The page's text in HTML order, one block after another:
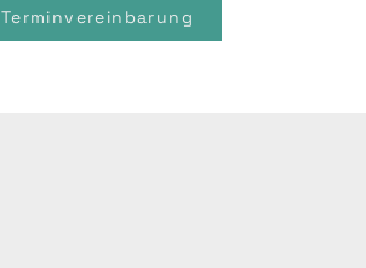
Terminvereinbarung